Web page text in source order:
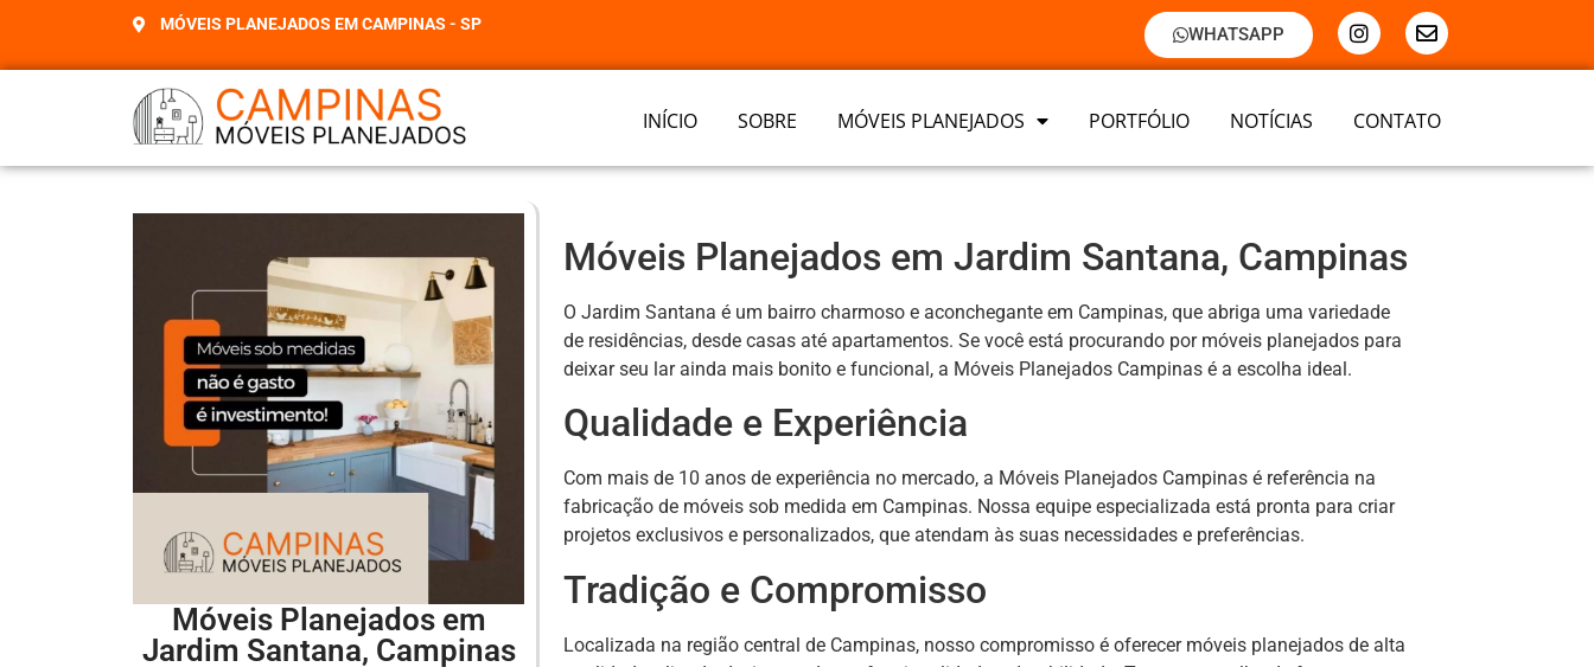
MÓVEIS PLANEJADOS EM CAMPINAS - SP WHATSAPP
INÍCIO SOBRE MÓVEIS PLANEJADOS PORTFÓLIO NOTÍCIAS CONTATO
Móveis Planejados em
Jardim Santana, Campinas
Móveis Planejados em Jardim Santana, Campinas
O Jardim Santana é um bairro charmoso e aconchegante em Campinas, que abriga uma variedade
de residências, desde casas até apartamentos. Se você está procurando por móveis planejados para
deixar seu lar ainda mais bonito e funcional, a Móveis Planejados Campinas é a escolha ideal.
Qualidade e Experiência
Com mais de 10 anos de experiência no mercado, a Móveis Planejados Campinas é referência na
fabricação de móveis sob medida em Campinas. Nossa equipe especializada está pronta para criar
projetos exclusivos e personalizados, que atendam às suas necessidades e preferências.
Tradição e Compromisso
Localizada na região central de Campinas, nosso compromisso é oferecer móveis planejados de alta